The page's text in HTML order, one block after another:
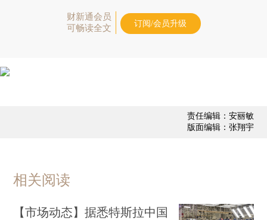
财新通会员
可畅读全文
订阅/会员升级
责任编辑：安丽敏
版面编辑：张翔宇
相关阅读
【市场动态】据悉特斯拉中国